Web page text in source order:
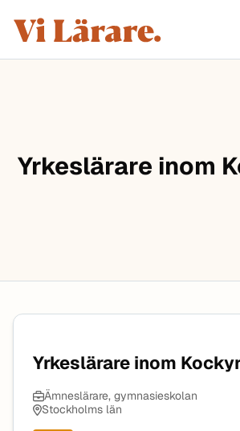
Hoppa till innehåll
ViLärare
Yrkeslärare inom
Yrkeslärare inom
Ämneslärare, gymnasieskolan
Stockholms län